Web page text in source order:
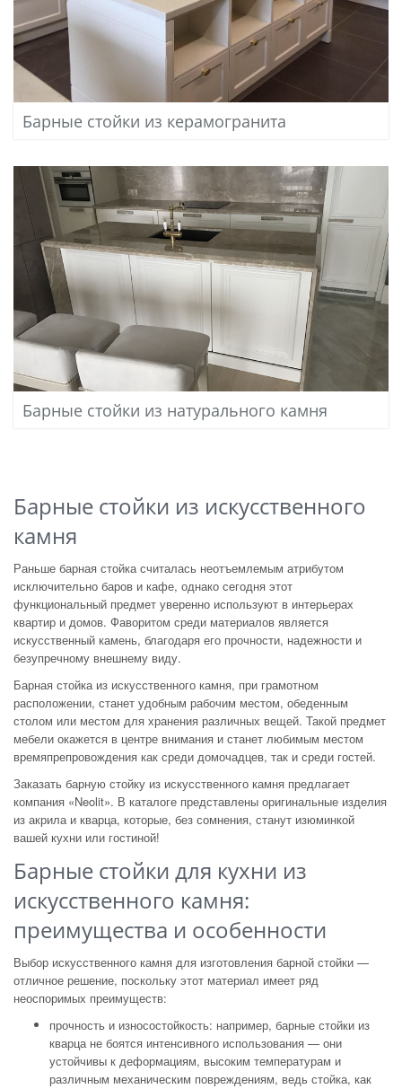
Барные стойки из керамогранита
Барные стойки из натурального камня
Барные стойки из искусственного
камня
Раньше барная стойка считалась неотъемлемым атрибутом
исключительно баров и кафе, однако сегодня этот
функциональный предмет уверенно используют в интерьерах
квартир и домов. Фаворитом среди материалов является
искусственный камень, благодаря его прочности, надежности и
безупречному внешнему виду.
Барная стойка из искусственного камня, при грамотном
расположении, станет удобным рабочим местом, обеденным
столом или местом для хранения различных вещей. Такой предмет
мебели окажется в центре внимания и станет любимым местом
времяпрепровождения как среди домочадцев, так и среди гостей.
Заказать барную стойку из искусственного камня предлагает
компания «Neolit». В каталоге представлены оригинальные изделия
из акрила и кварца, которые, без сомнения, станут изюминкой
вашей кухни или гостиной!
Барные стойки для кухни из
искусственного камня:
преимущества и особенности
Выбор искусственного камня для изготовления барной стойки —
отличное решение, поскольку этот материал имеет ряд
неоспоримых преимуществ:
прочность и износостойкость: например, барные стойки из
кварца не боятся интенсивного использования — они
устойчивы к деформациям, высоким температурам и
различным механическим повреждениям, ведь стойка, как